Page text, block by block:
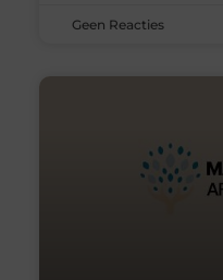
Geen Reacties